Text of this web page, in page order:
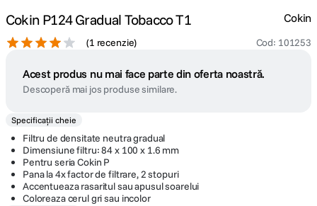
Cokin P124 Gradual Tobacco T1
(1 recenzie) Cod: 101253
Cokin
Acest produs nu mai face parte din oferta noastră.
Descoperă mai jos produse similare.
Specificații cheie
Filtru de densitate neutra gradual
Dimensiune filtru: 84 x 100 x 1.6 mm
Pentru seria Cokin P
Pana la 4x factor de filtrare, 2 stopuri
Accentueaza rasaritul sau apusul soarelui
Coloreaza cerul gri sau incolor